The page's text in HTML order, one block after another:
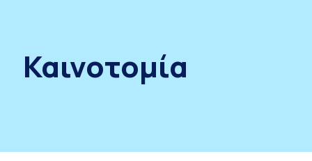
Καινοτομία